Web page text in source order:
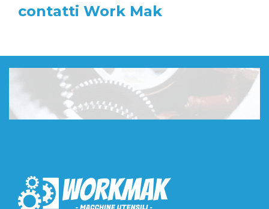
contatti Work Mak